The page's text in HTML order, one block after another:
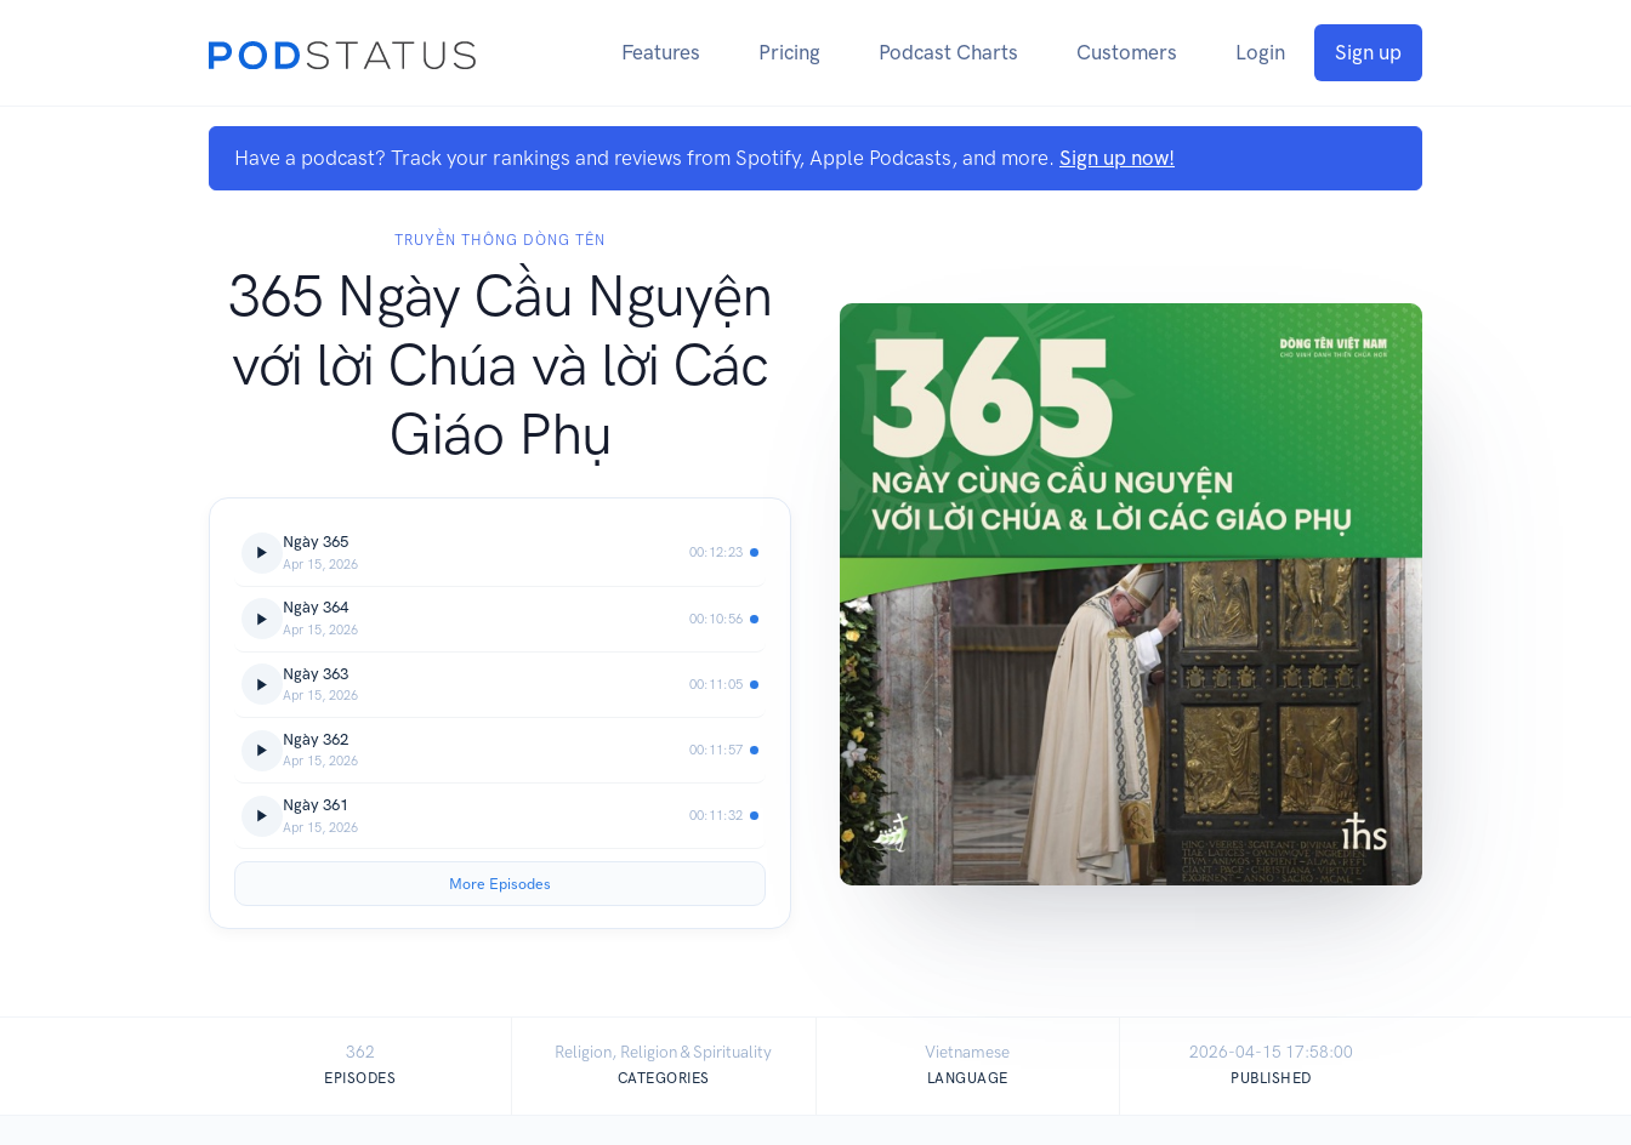
Features Pricing Podcast Charts Customers Login Sign up
Have a podcast? Track your rankings and reviews from Spotify, Apple Podcasts, and more. Sign up now!
TRUYỀN THÔNG DÒNG TÊN
365 Ngày Cầu Nguyện
với lời Chúa và lời Các
Giáo Phụ
Ngày 365
Apr 15, 2026
00:12:23
Ngày 364
Apr 15, 2026
00:10:56
Ngày 363
Apr 15, 2026
00:11:05
Ngày 362
Apr 15, 2026
00:11:57
Ngày 361
Apr 15, 2026
00:11:32
More Episodes
362
EPISODES
Religion, Religion & Spirituality
CATEGORIES
Vietnamese
LANGUAGE
2026-04-15 17:58:00
PUBLISHED